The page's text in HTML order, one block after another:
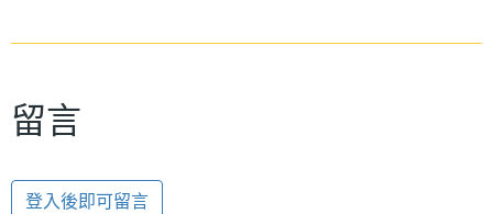
留言
登入後即可留言